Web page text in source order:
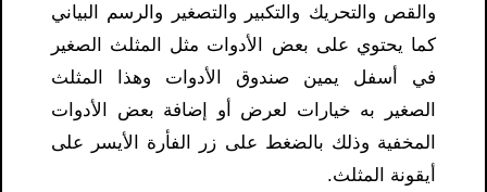
والقص والتحريك والتكبير والتصغير والرسم البياني
كما يحتوي على بعض الأدوات مثل المثلث الصغير
في أسفل يمين صندوق الأدوات وهذا المثلث
الصغير به خيارات لعرض أو إضافة بعض الأدوات
المخفية وذلك بالضغط على زر الفأرة الأيسر على
أيقونة المثلث.